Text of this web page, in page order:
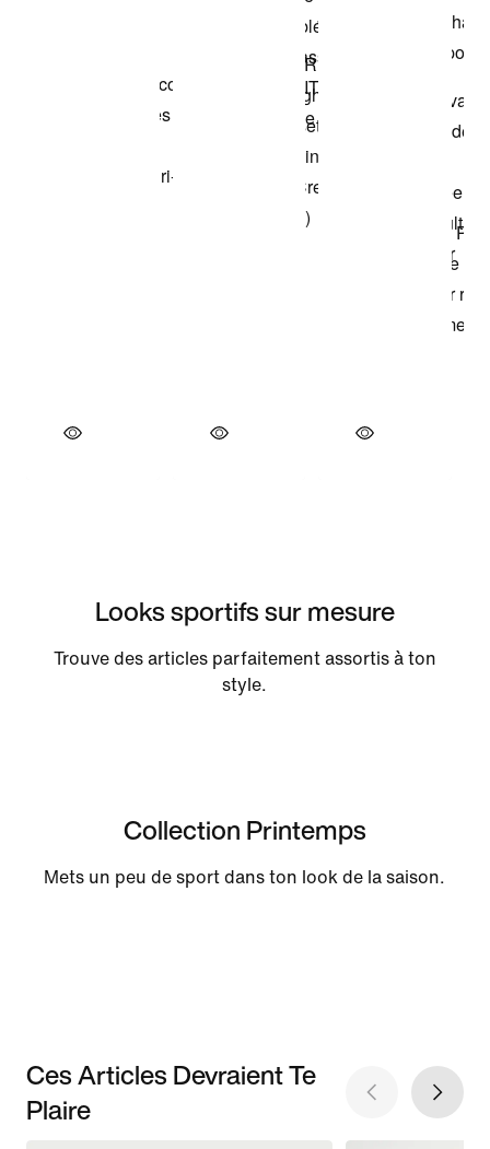
Looks sportifs sur mesure
Trouve des articles parfaitement assortis à ton
style.
Collection Printemps
Mets un peu de sport dans ton look de la saison.
Ces Articles Devraient Te
Plaire